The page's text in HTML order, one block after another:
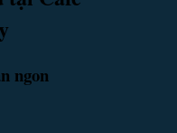
ngon